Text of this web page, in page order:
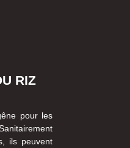
RIZ
pour les
ils peuvent